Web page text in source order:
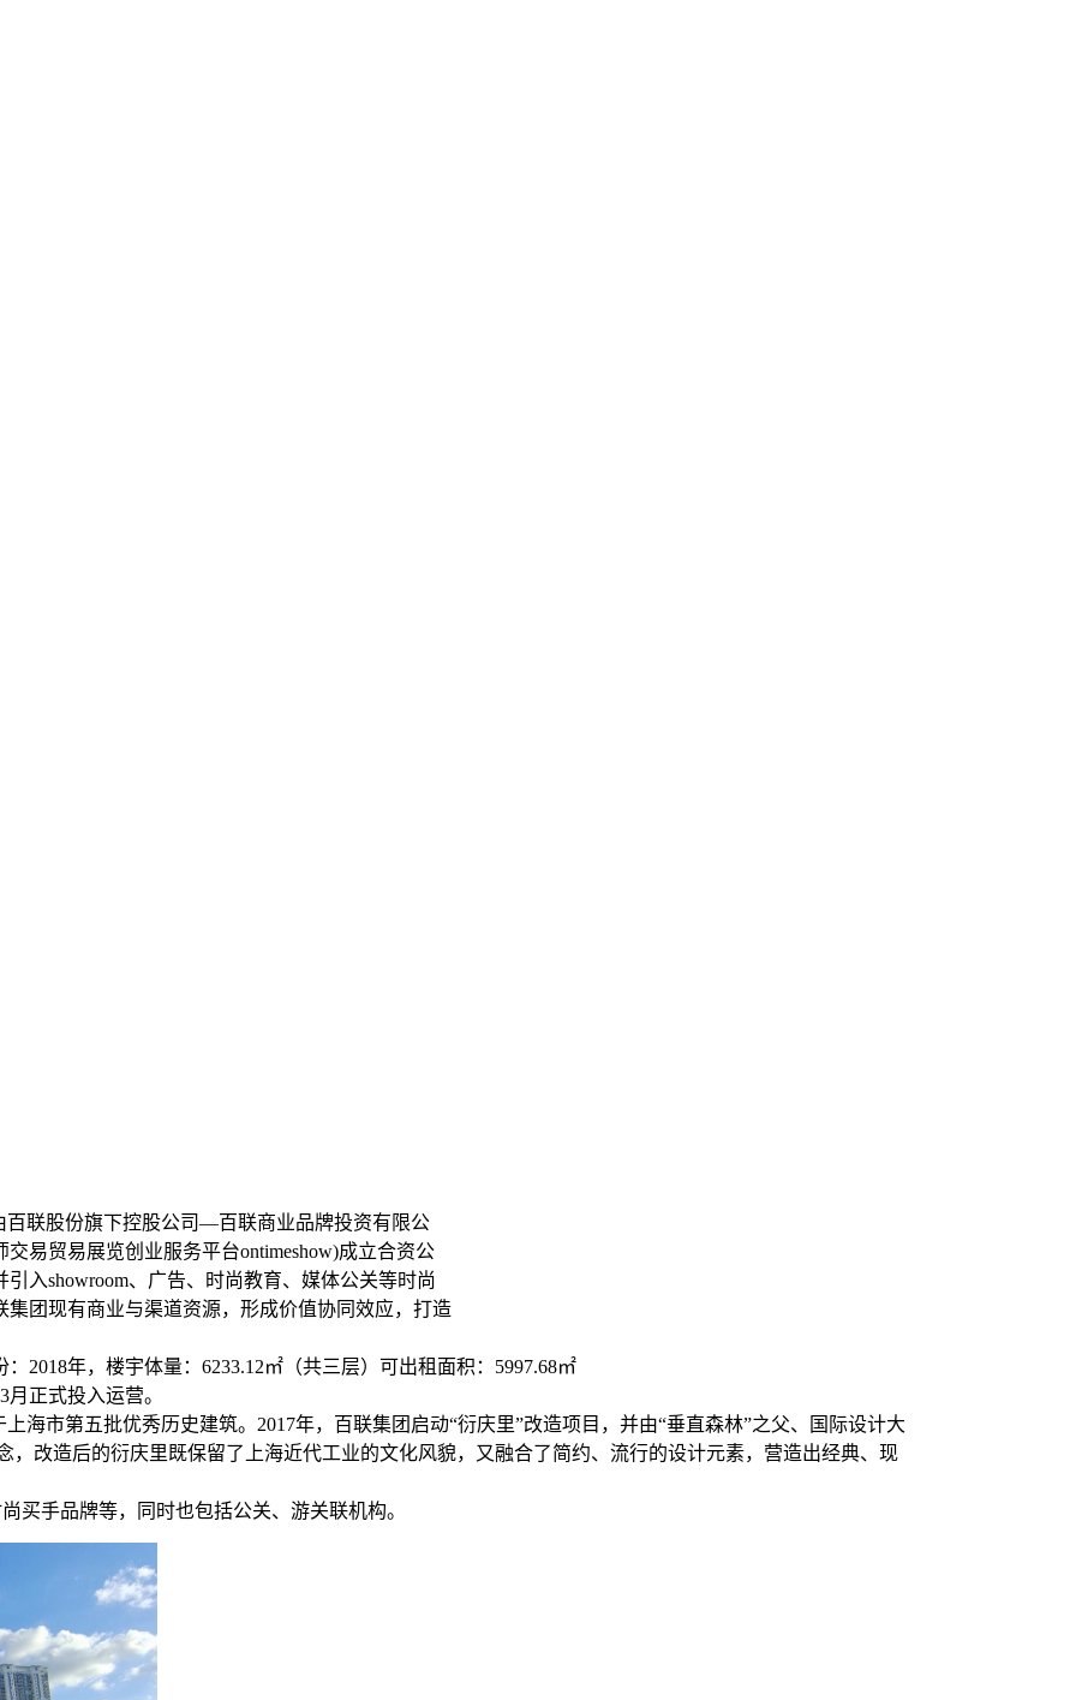
百联股份旗下控股公司—百联商业品牌投资有限公
易贸易展览创业服务平台ontimeshow)成立合资公
入showroom、广告、时尚教育、媒体公关等时尚
团现有商业与渠道资源，形成价值协同效应，打造
2018年，楼宇体量：6233.12㎡（共三层）可出租面积：5997.68㎡
正式投入运营。
海市第五批优秀历史建筑。2017年，百联集团启动“衍庆里”改造项目，并由“垂直森林”之父、国际设计大
，改造后的衍庆里既保留了上海近代工业的文化风貌，又融合了简约、流行的设计元素，营造出经典、现
买手品牌等，同时也包括公关、游关联机构。